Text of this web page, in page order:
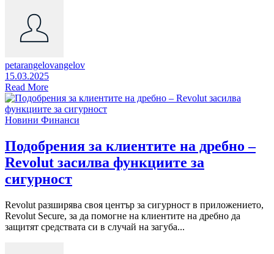
petarangelovangelov
15.03.2025
Read More
Новини Финанси
Подобрения за клиентите на дребно –
Revolut засилва функциите за
сигурност
Revolut разширява своя център за сигурност в приложението,
Revolut Secure, за да помогне на клиентите на дребно да
защитят средствата си в случай на загуба...